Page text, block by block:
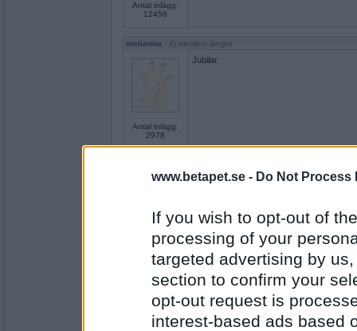
www.betapet.se - Do Not Process
If you wish to opt-out of
processing of your
targeted advertising by
section to confirm your
opt-out request is
interest-based ads based
Antal inlägg:
12458
melianna - Ej medlem längre
Antal inlägg:
2978
Jubilar
Antal inlägg:
12458
Biljard
melianna- Ej medlem längre
Basljud